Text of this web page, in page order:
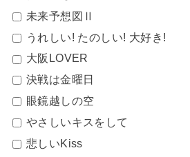
未来予想図Ⅱ
うれしい! たのしい! 大好き!
大阪LOVER
決戦は金曜日
眼鏡越しの空
やさしいキスをして
悲しいKiss